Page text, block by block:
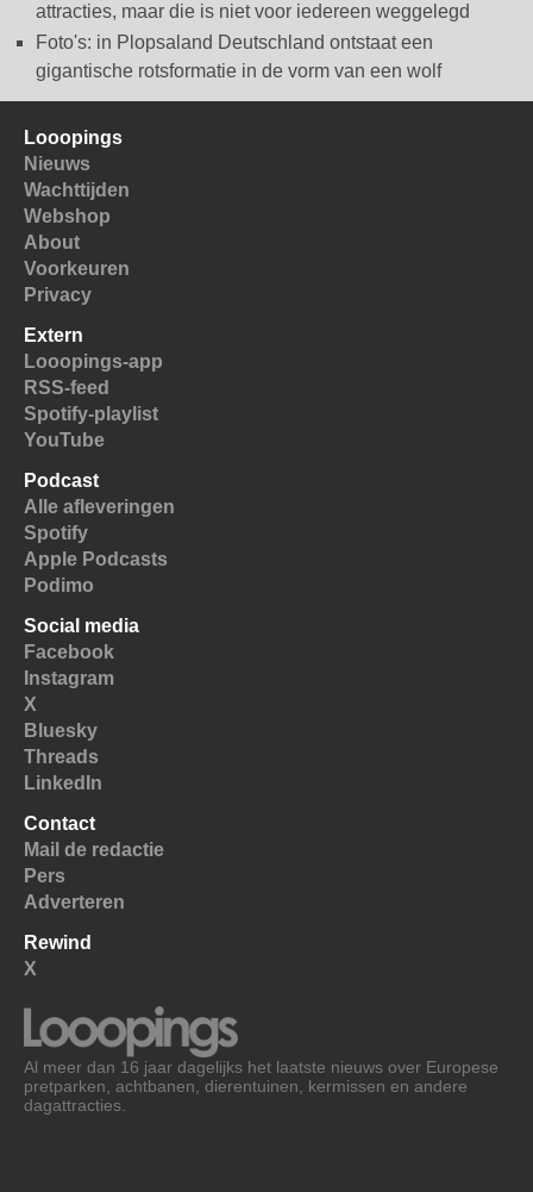
attracties, maar die is niet voor iedereen weggelegd
Foto's: in Plopsaland Deutschland ontstaat een
gigantische rotsformatie in de vorm van een wolf
Looopings
Nieuws
Wachttijden
Webshop
About
Voorkeuren
Privacy
Extern
Looopings-app
RSS-feed
Spotify-playlist
YouTube
Podcast
Alle afleveringen
Spotify
Apple Podcasts
Podimo
Social media
Facebook
Instagram
X
Bluesky
Threads
LinkedIn
Contact
Mail de redactie
Pers
Adverteren
Rewind
X
Al meer dan 16 jaar dagelijks het laatste nieuws over Europese
pretparken, achtbanen, dierentuinen, kermissen en andere
dagattracties.